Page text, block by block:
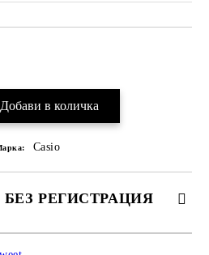
Casio
РЕГИСТРАЦИЯ